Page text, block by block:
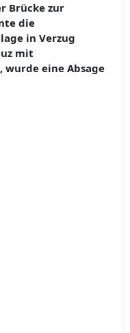
Brücke zur
die
in Verzug
mit
wurde eine Absage